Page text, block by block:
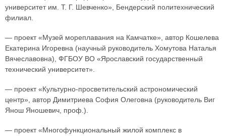
университет им. Т. Г. Шевченко», Бендерский политехнический
филиал.
— проект «Музей мореплавания на Камчатке», автор Кошелева
Екатерина Игоревна (научный руководитель Хомутова Наталья
Вячеславовна), ФГБОУ ВО «Ярославский государственный
технический университет».
— проект «Культурно-просветительский астрономический
центр», автор Димитриева София Олеговна (руководитель Виг
Янош Яношевич, проф.).
— проект «Многофункциональный жилой комплекс в